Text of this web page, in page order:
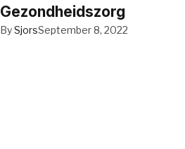
Gezondheidszorg
BySjorsSeptember 8, 2022